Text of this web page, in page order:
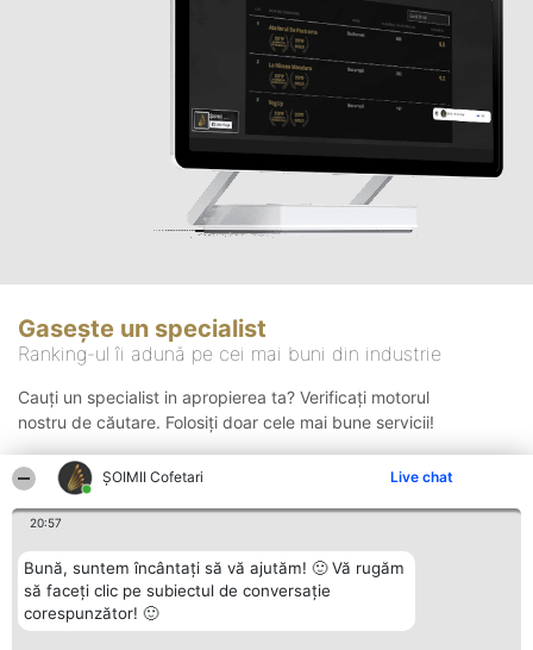
ȘOIMII Cofetari Live chat
20:57
Bună, suntem încântați să vă ajutăm! 🙂 Vă rugăm
să faceți clic pe subiectul de conversație
corespunzător! 🙂
Gasește un specialist
Ranking-ul îi adună pe cei mai buni din industrie
Cauți un specialist in apropierea ta? Verificați motorul
nostru de căutare. Folosiți doar cele mai bune servicii!